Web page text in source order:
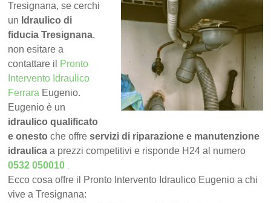
Tresignana, se cerchi
un Idraulico di
fiducia Tresignana,
non esitare a
contattare il Pronto
Intervento Idraulico
Ferrara Eugenio.
Eugenio è un
idraulico qualificato
e onesto che offreservizi di riparazione e manutenzione
idraulica a prezzi competitivi e risponde H24 al numero
0532 050010 .
Ecco cosa offre il Pronto Intervento Idraulico Eugenio a chi
vive a Tresignana: